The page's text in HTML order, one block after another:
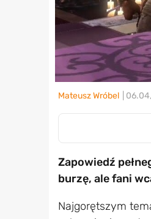
Mateusz Wróbel |
Zapowiedź
burzę, ale fani
Najgorętszym